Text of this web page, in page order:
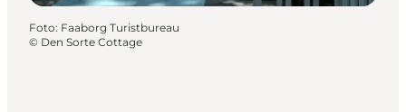
Foto: Faaborg Turistbureau
© Den Sorte Cottage